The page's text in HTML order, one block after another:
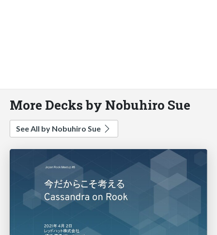
More Decks by Nobuhiro Sue
See All by Nobuhiro Sue